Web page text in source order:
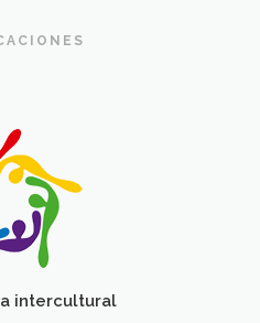
ACOGIDA
intercultural